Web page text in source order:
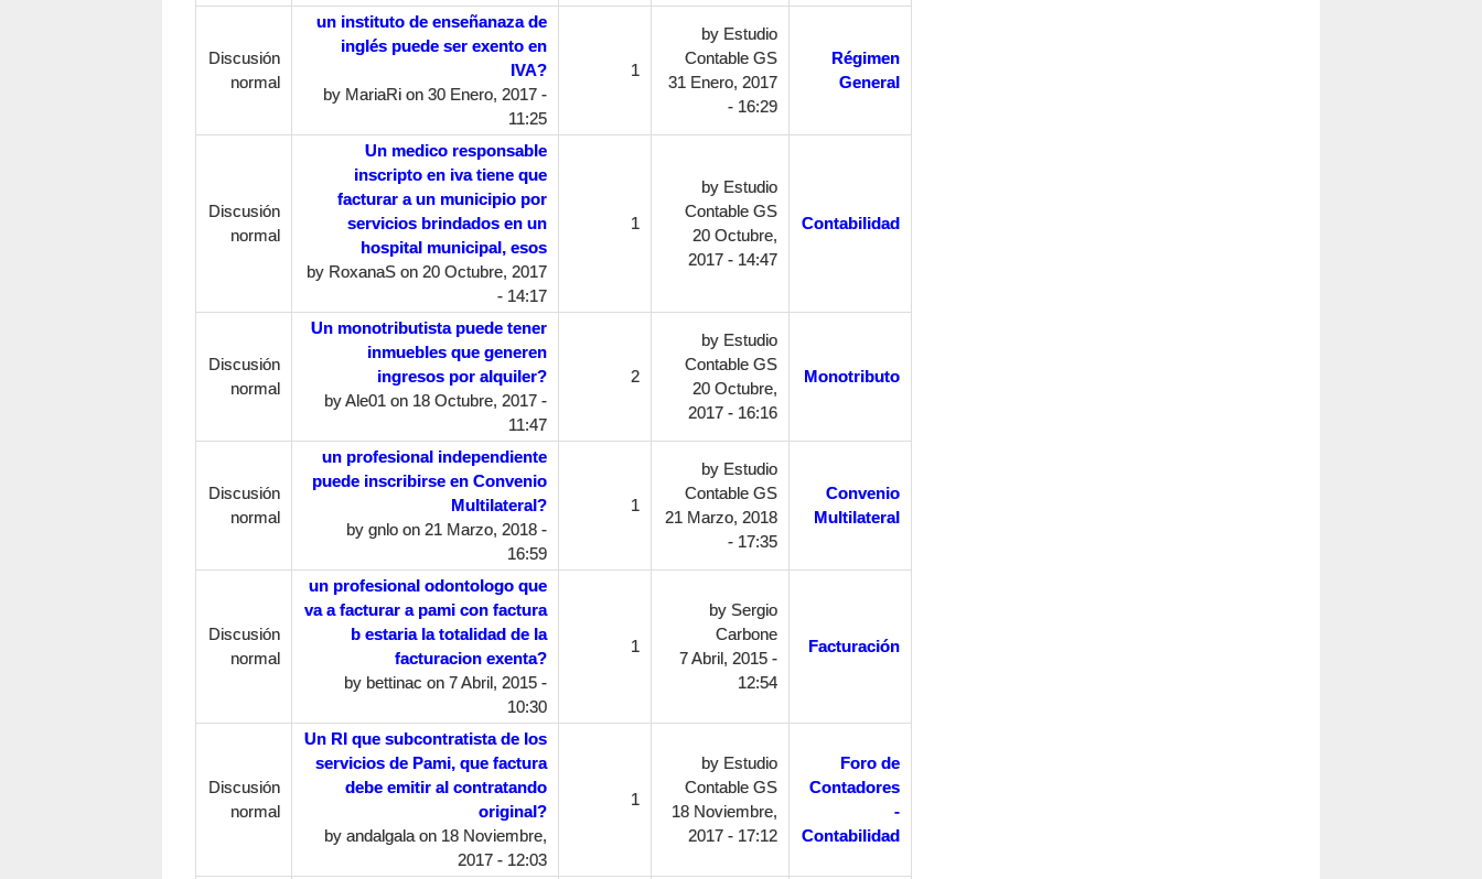
Discusión
normal
un instituto de enseñanaza de
inglés puede ser exento en
IVA?
by MariaRion 30 Enero, 2017 -
11:25
1
by Estudio
Contable GS
31 Enero, 2017
- 16:29
Régimen
General
Discusión
normal
Un medico responsable
inscripto en iva tiene que
facturar a un municipio por
servicios brindados en un
hospital municipal, esos
by RoxanaSon 20 Octubre, 2017
- 14:17
1
by Estudio
Contable GS
20 Octubre,
2017 - 14:47
Contabilidad
Discusión
normal
Un monotributista puede tener
inmuebles que generen
ingresos por alquiler?
byAle01on 18 Octubre, 2017 -
11:47
2
by Estudio
Contable GS
20 Octubre,
2017 - 16:16
Monotributo
Discusión
normal
un profesional independiente
puede inscribirse en Convenio
Multilateral?
by gnloon 21 Marzo, 2018 -
16:59
1
by Estudio
Contable GS
21 Marzo, 2018
- 17:35
Convenio
Multilateral
Discusión
normal
un profesional odontologo que
va a facturar a pami con factura
b estaria la totalidad de la
facturacion exenta?
by bettinac on 7 Abril, 2015 -
10:30
1
by Sergio
Carbone
7 Abril, 2015 -
12:54
Facturación
Discusión
normal
Un RI que subcontratista de los
servicios de Pami, que factura
debe emitir al contratando
original?
by andalgalaon 18 Noviembre,
2017 - 12:03
1
by Estudio
Contable GS
18 Noviembre,
2017 - 17:12
Foro de
Contadores
-
Contabilidad